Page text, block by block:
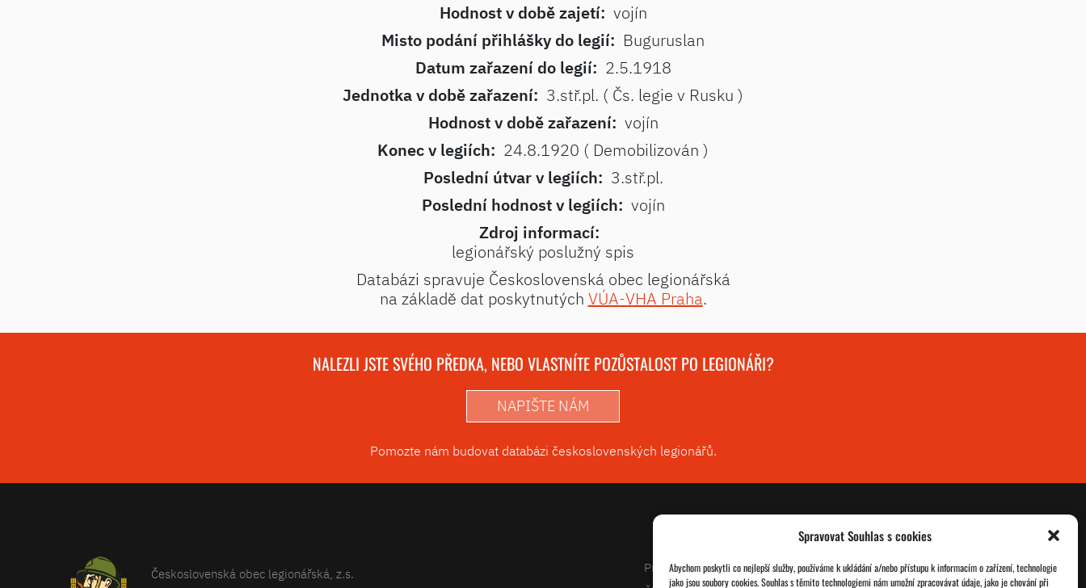
Spravovat Souhlas s cookies
Abychom poskytli co nejlepší služby, používáme k ukládání a/nebo přístupu k informacím o zařízení, technologie
jako jsou soubory cookies. Souhlas s těmito technologiemi nám umožní zpracovávat údaje, jako je chování při
Hodnost v době zajetí: vojín
Misto podání přihlášky do legií: Buguruslan
Datum zařazení do legií: 2.5.1918
Jednotka v době zařazení: 3.stř.pl. ( Čs. legie v Rusku )
Hodnost v době zařazení: vojín
Konec v legiích: 24.8.1920 ( Demobilizován )
Poslední útvar v legiích: 3.stř.pl.
Poslední hodnost v legiích: vojín
Zdroj informací:
legionářský poslužný spis
Databázi spravuje Československá obec legionářská
na základě dat poskytnutých VÚA-VHA Praha.
NALEZLI JSTE SVÉHO PŘEDKA, NEBO VLASTNÍTE POZŮSTALOST PO LEGIONÁŘI?
NAPIŠTE NÁM
Pomozte nám budovat databázi československých legionářů.
Československá obec legionářská, z.s.
Projekty
O nás
Databáze legionářů